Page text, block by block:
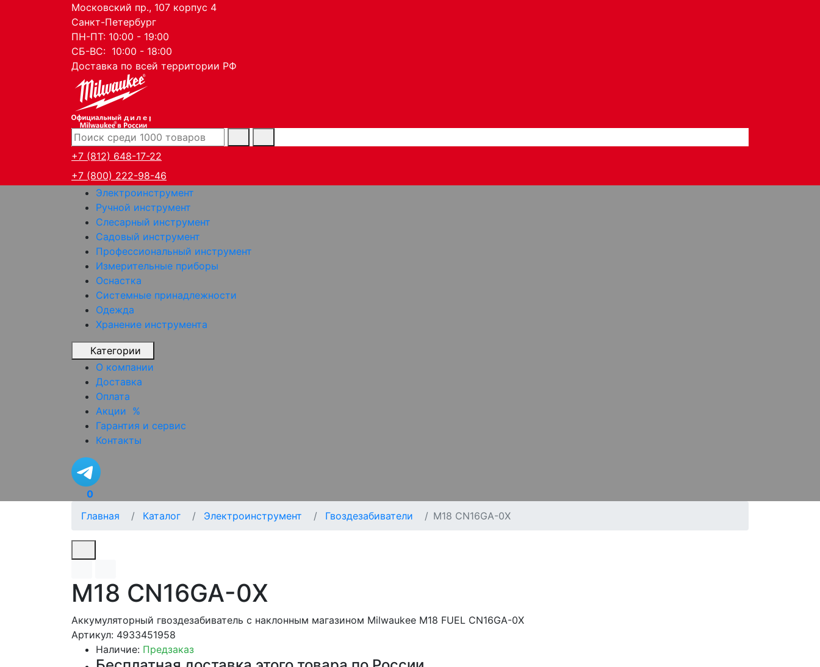
Московский пр., 107 корпус 4
Санкт-Петербург
ПН-ПТ: 10:00 - 19:00
СБ-ВС: 10:00 - 18:00
Доставка по всей территории РФ
дилер
+7 (812) 648-17-22
+7 (800) 222-98-46
Электроинструмент
Ручной инструмент
Слесарный инструмент
Садовый инструмент
Профессиональный инструмент
Измерительные приборы
Оснастка
Системные принадлежности
Одежда
Хранение инструмента
Категории
О компании
Доставка
Оплата
Акции %
Гарантия и сервис
Контакты
0
Главная
Каталог Электроинструмент Гвоздезабиватели M18 CN16GA-0X
M18 CN16GA-0X
Аккумуляторный гвоздезабиватель с наклонным магазином Milwaukee M18 FUEL CN16GA-0X
Артикул: 4933451958
Наличие: Предзаказ